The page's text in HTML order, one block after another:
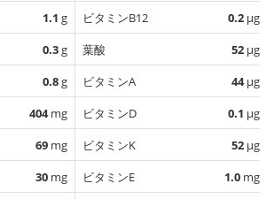
1.1 g
0.3g
0.8g
404mg
69 mg
30 mg
ビタミンB12
0.2 µg
葉酸
52 µg
ビタミンA
44µg
ビタミンD
0.1 µg
ビタミンK
52 µg
ビタミンE
1.0 mg